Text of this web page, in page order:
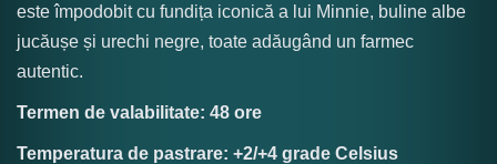
este împodobit cu fundița iconică a lui Minnie, buline albe
jucăușe și urechi negre, toate adăugând un farmec
autentic.
Termen de valabilitate: 48 ore
Temperatura de pastrare: +2/+4 grade Celsius